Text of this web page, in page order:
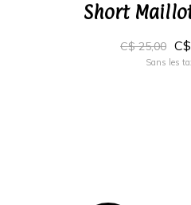
Short
C$ 25,00
Sans les